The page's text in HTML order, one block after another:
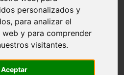
personalizados y
para analizar el
y para comprender
visitantes.
Aceptar
las herramientas pensando que la
lejos de la realidad. Este mes
única para quienes desean
resultados visibles cuando
el invierno ofrece condiciones
inicien su ciclo de vida con calma